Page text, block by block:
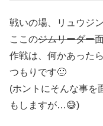
戦いの場、リュウジ
ここのジムリーダー
作戦は、何かあったら
つもりです🙂
(ホントにそんな事を
もしますが…😅)